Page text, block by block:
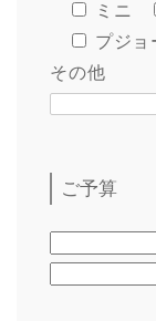
ミニ
プジョ
その他
ご予算